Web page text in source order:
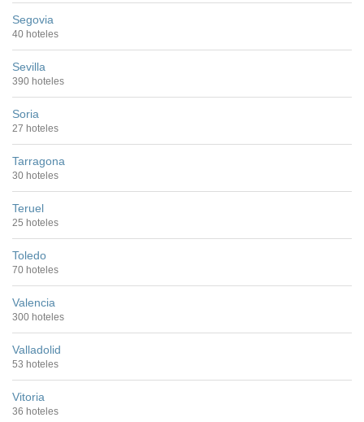
Segovia
40 hoteles
Sevilla
390 hoteles
Soria
27 hoteles
Tarragona
30 hoteles
Teruel
25 hoteles
Toledo
70 hoteles
Valencia
300 hoteles
Valladolid
53 hoteles
Vitoria
36 hoteles